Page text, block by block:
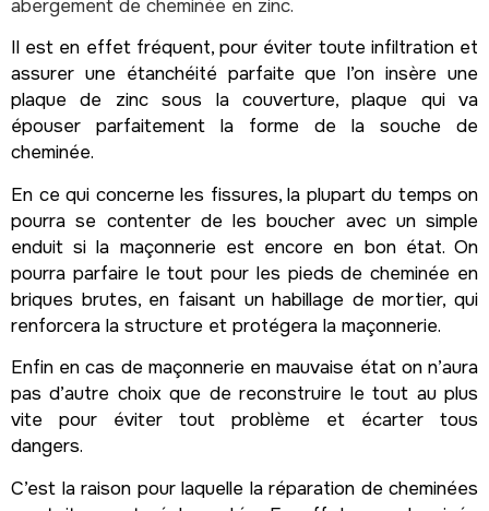
abergement de cheminée en zinc.
Il est en effet fréquent, pour éviter toute infiltration et
assurer une étanchéité parfaite que l’on insère une
plaque de zinc sous la couverture, plaque qui va
épouser parfaitement la forme de la souche de
cheminée.
En ce qui concerne les fissures, la plupart du temps on
pourra se contenter de les boucher avec un simple
enduit si la maçonnerie est encore en bon état. On
pourra parfaire le tout pour les pieds de cheminée en
briques brutes, en faisant un habillage de mortier, qui
renforcera la structure et protégera la maçonnerie.
Enfin en cas de maçonnerie en mauvaise état on n’aura
pas d’autre choix que de reconstruire le tout au plus
vite pour éviter tout problème et écarter tous
dangers.
C’est la raison pour laquelle la réparation de cheminées